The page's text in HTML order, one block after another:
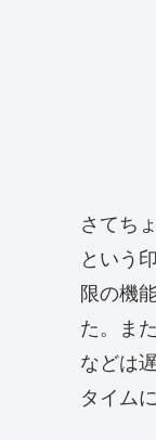
さてち
という
限の機
た。ま
などは
タイム